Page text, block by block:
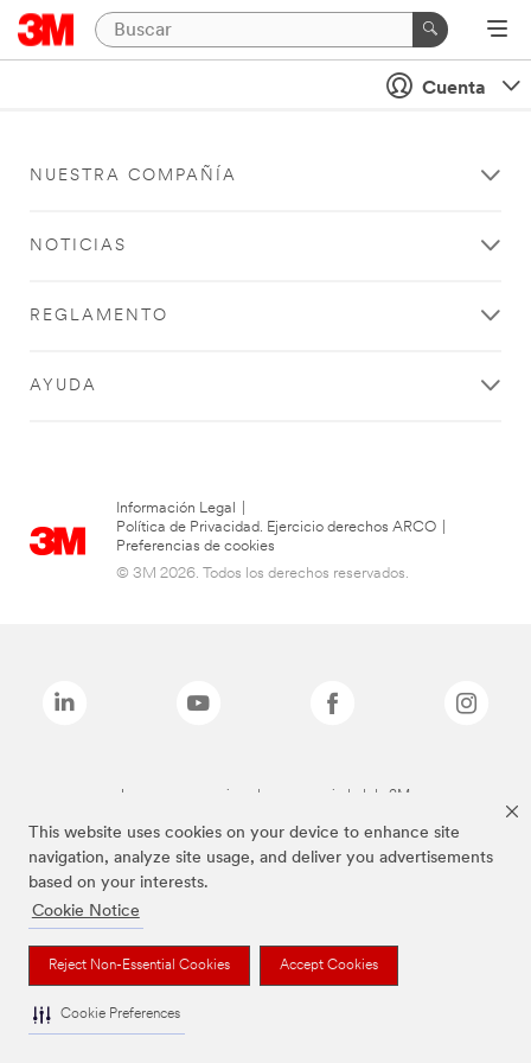
This website uses cookies on your device to enhance site
navigation, analyze site usage, and deliver you advertisements
based on your interests.
Cookie Notice
Reject Non-Essential Cookies Accept Cookies
Cookie Preferences
Cuenta
NUESTRA COMPAÑÍA
NOTICIAS
REGLAMENTO
AYUDA
Información Legal
Política de Privacidad. Ejercicio derechos ARCO
Preferencias de cookies
© 3M 2026. Todos los derechos reservados.
Las marcas mencionadas son propiedad de 3M